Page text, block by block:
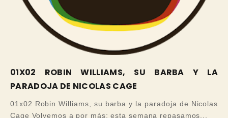
01X02 ROBIN WILLIAMS, SU BARBA Y LA
PARADOJA DE NICOLAS CAGE
01x02 Robin Williams, su barba y la paradoja de Nicolas
Cage Volvemos a por más: esta semana repasamos...